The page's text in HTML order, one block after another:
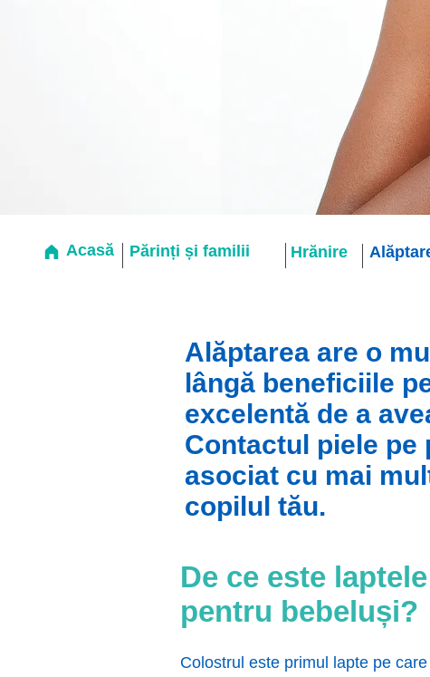
Acasă Părinți și familii Hrănire
Alăptarea are o
lângă beneficiile
excelentă de a
Contactul piele pe
asociat cu mai
copilul tău.
De ce este
pentru bebeluși?
Colostrul este primul lapte pe